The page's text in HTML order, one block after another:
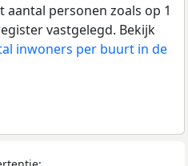
personen zoals op 1
vastgelegd. Bekijk
inwoners per buurt in de